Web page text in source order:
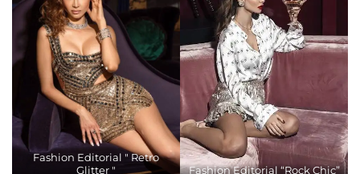
Fashion Editorial " Retro
Glitter "
Fashion Editorial “Rock Chic”